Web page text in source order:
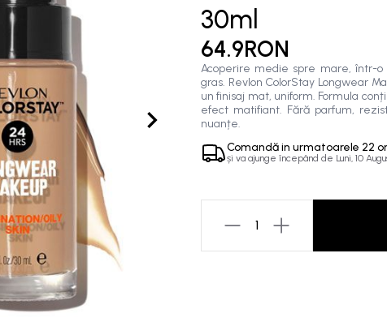
30ml
64.9RON
Acoperire medie spre mare, într-
gras. Revlon ColorStay Longwear
un finisaj mat, uniform. Formula
efect matifiant. Fără parfum,
nuanțe.
Comandă in urmatoarele 22
și va ajunge începând de Luni, 10
1